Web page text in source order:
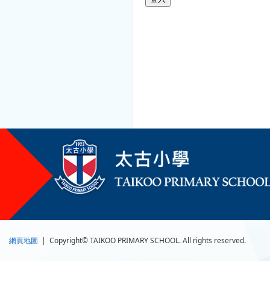
網頁地圖 | Copyright© TAIKOO PRIMARY SCHOOL. All rights reserved.